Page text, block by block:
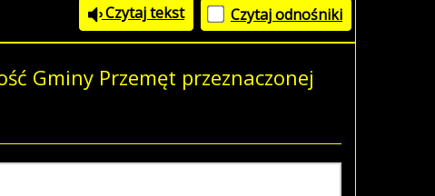
Czytaj tekst Czytaj odnośniki
Gminy Przemęt przeznaczonej